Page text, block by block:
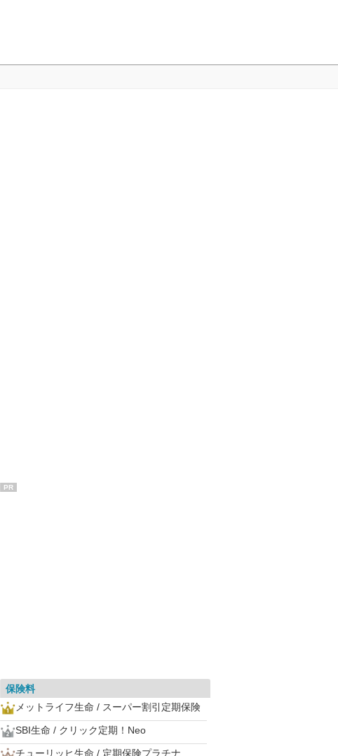
PR
保険料
メットライフ生命 / スーパー割引定期保険
SBI生命 / クリック定期！Neo
チューリッヒ生命 / 定期保険プラチナ